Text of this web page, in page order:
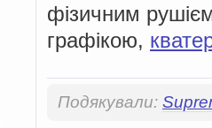
фізичним
графікою,
Подякували: